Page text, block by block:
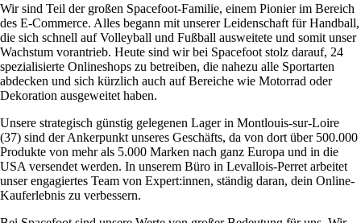
Wir sind Teil der großen Spacefoot-Familie, einem Pionier im Bereich
des E-Commerce. Alles begann mit unserer Leidenschaft für Handball,
die sich schnell auf Volleyball und Fußball ausweitete und somit unser
Wachstum vorantrieb. Heute sind wir bei Spacefoot stolz darauf, 24
spezialisierte Onlineshops zu betreiben, die nahezu alle Sportarten
abdecken und sich kürzlich auch auf Bereiche wie Motorrad oder
Dekoration ausgeweitet haben.
Unsere strategisch günstig gelegenen Lager in Montlouis-sur-Loire
(37) sind der Ankerpunkt unseres Geschäfts, da von dort über 500.000
Produkte von mehr als 5.000 Marken nach ganz Europa und in die
USA versendet werden. In unserem Büro in Levallois-Perret arbeitet
unser engagiertes Team von Expert:innen, ständig daran, dein Online-
Kauferlebnis zu verbessern.